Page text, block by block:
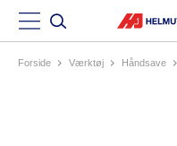
Forside værktøj håndsave